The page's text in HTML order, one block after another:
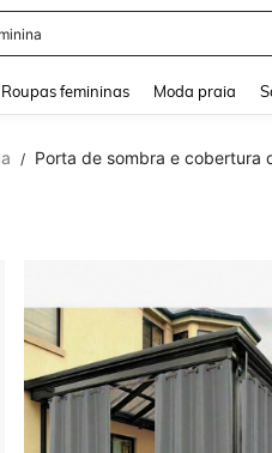
Roupas femininas Moda praia
/ Porta de sombra e cobertura